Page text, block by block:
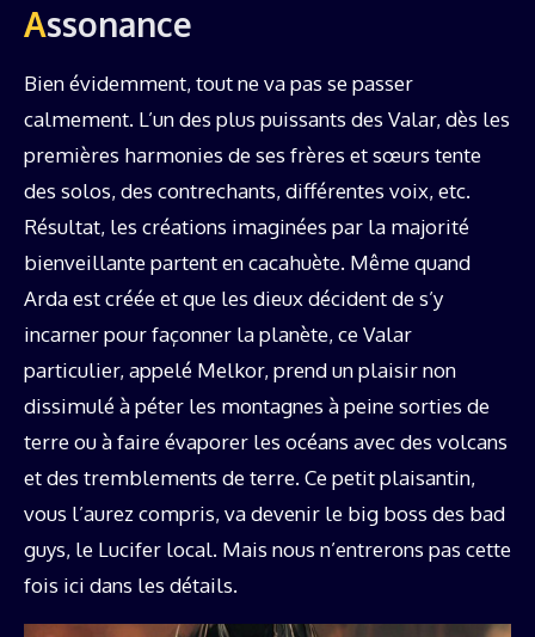
Assonance
Bien évidemment, tout ne va pas se passer
calmement. L’un des plus puissants des Valar, dès les
premières harmonies de ses frères et sœurs tente
des solos, des contrechants, différentes voix, etc.
Résultat, les créations imaginées par la majorité
bienveillante partent en cacahuète. Même quand
Arda est créée et que les dieux décident de s’y
incarner pour façonner la planète, ce Valar
particulier, appelé Melkor, prend un plaisir non
dissimulé à péter les montagnes à peine sorties de
terre ou à faire évaporer les océans avec des volcans
et des tremblements de terre. Ce petit plaisantin,
vous l’aurez compris, va devenir le big boss des bad
guys, le Lucifer local. Mais nous n’entrerons pas cette
fois ici dans les détails.